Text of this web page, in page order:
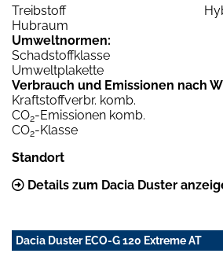
Treibstoff
Hubraum
Umweltnormen:
Schadstoffklasse
Umweltplakette
Verbrauch und Emissionen nach
Kraftstoffverbr. komb.
CO2-Emissionen komb.
CO2-Klasse
Standort
Details zum Dacia Duster
Dacia Duster ECO-G 120 Extreme AT